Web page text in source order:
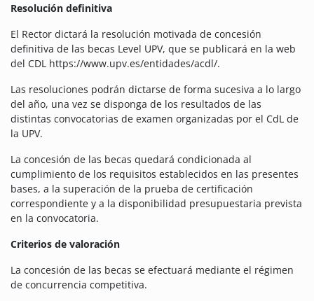
Resolución definitiva
El Rector dictará la resolución motivada de concesión
definitiva de las becas Level UPV, que se publicará en la web
del CDL https://www.upv.es/entidades/acdl/.
Las resoluciones podrán dictarse de forma sucesiva a lo largo
del año, una vez se disponga de los resultados de las
distintas convocatorias de examen organizadas por el CdL de
la UPV.
La concesión de las becas quedará condicionada al
cumplimiento de los requisitos establecidos en las presentes
bases, a la superación de la prueba de certificación
correspondiente y a la disponibilidad presupuestaria prevista
en la convocatoria.
Criterios de valoración
La concesión de las becas se efectuará mediante el régimen
de concurrencia competitiva.